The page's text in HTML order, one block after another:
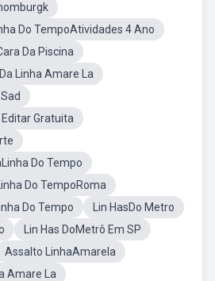
Do TempoAtividades 4 Ano
Da Piscina
Linha Amare La
Editar Gratuita
Do Tempo
Linha Do TempoRoma
Do Tempo
Lin HasDo Metro
Lin Has DoMetrô Em SP
Assalto LinhaAmarela
Amare La